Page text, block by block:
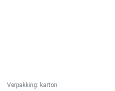
Verpakking: karton